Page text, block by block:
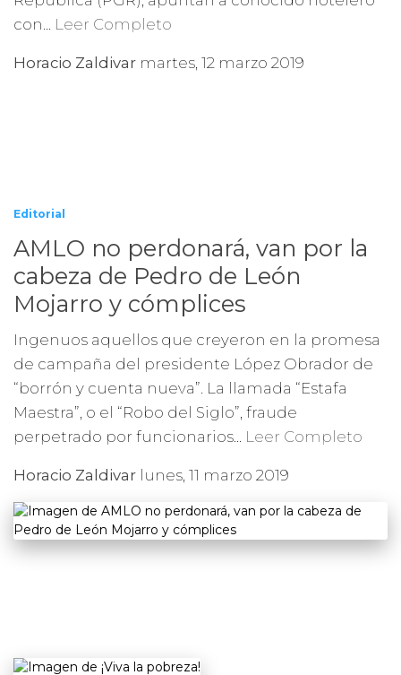
con... Leer Completo
Horacio Zaldivar martes, 12 marzo 2019
Editorial
AMLO no perdonará, van por la
cabeza de Pedro de León
Mojarro y cómplices
Ingenuos aquellos que creyeron en la promesa
de campaña del presidente López Obrador de
“borrón y cuenta nueva”. La llamada “Estafa
Maestra”, o el “Robo del Siglo”, fraude
perpetrado por funcionarios... Leer Completo
Horacio Zaldivar lunes, 11 marzo 2019